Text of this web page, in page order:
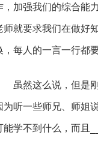
，加强我们的综合能
师就要求我们在做好
，每人的一言一行都
虽然这么说，但是
为听一些师兄、师姐
能学不到什么，而且